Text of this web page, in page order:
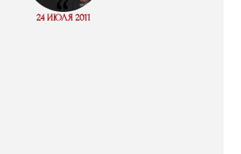
“
24 ИЮЛЯ 2011
Read